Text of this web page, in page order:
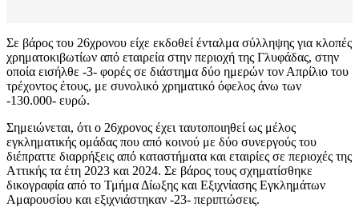
Σε βάρος του 26χρονου είχε εκδοθεί ένταλμα σύλληψης για κλοπές
χρηματοκιβωτίων από εταιρεία στην περιοχή της Γλυφάδας, στην
οποία εισήλθε -3- φορές σε διάστημα δύο ημερών τον Απρίλιο του
τρέχοντος έτους, με συνολικό χρηματικό όφελος άνω των
-130.000- ευρώ.
Σημειώνεται, ότι ο 26χρονος έχει ταυτοποιηθεί ως μέλος
εγκληματικής ομάδας που από κοινού με δύο συνεργούς του
διέπραττε διαρρήξεις από καταστήματα και εταιρίες σε περιοχές της
Αττικής τα έτη 2023 και 2024. Σε βάρος τους σχηματίσθηκε
δικογραφία από το Τμήμα Δίωξης και Εξιχνίασης Εγκλημάτων
Αμαρουσίου και εξιχνιάστηκαν -23- περιπτώσεις.